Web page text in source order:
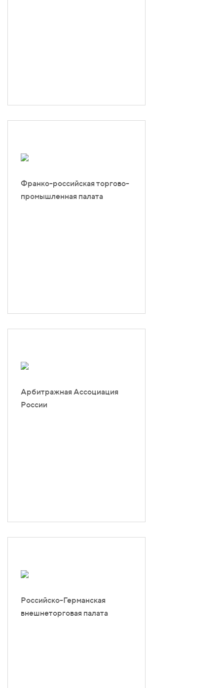
Франко-российская торгово-
промышленная палата
Арбитражная Ассоциация
России
Российско-Германская
внешнеторговая палата